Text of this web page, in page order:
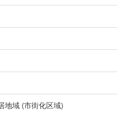
地域 (市街化区域)